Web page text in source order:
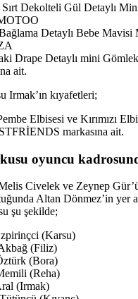
Sırt Dekolteli Gül Detaylı
Detaylı Bebe
Drape Detaylı mini
ait.
Irmak’ın kıyafetleri;
Elbisesi ve Kırımızı
markasına ait.
oyuncu
Civelek ve Zeynep
Altan Dönmez’in yer
şu şekilde;
(Karsu)
(Filiz)
(Bora)
(Reha)
(Irmak)